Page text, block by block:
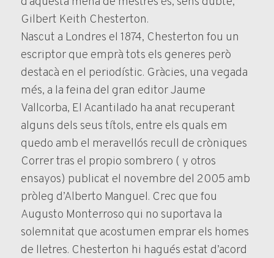
Gilbert Keith Chesterton.
Nascut a Londres el 1874, Chesterton fou un
escriptor que emprà tots els generes però
destacà en el periodístic. Gràcies, una vegada
més, a la feina del gran editor Jaume
Vallcorba, El Acantilado ha anat recuperant
alguns dels seus títols, entre els quals em
quedo amb el meravellós recull de cròniques
Correr tras el propio sombrero ( y otros
ensayos) publicat el novembre del 2005 amb
pròleg d’Alberto Manguel. Crec que fou
Augusto Monterroso qui no suportava la
solemnitat que acostumen emprar els homes
de lletres. Chesterton hi hagués estat d’acord